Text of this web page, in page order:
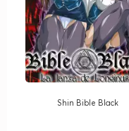
Shin Bible Black